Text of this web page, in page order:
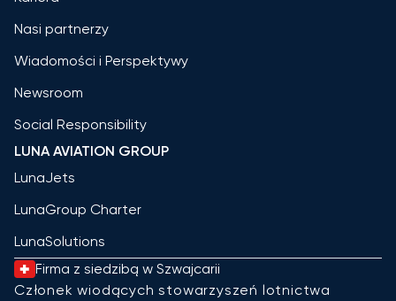
Nasi partnerzy
Wiadomości i Perspektywy
Newsroom
Social Responsibility
LUNA AVIATION GROUP
LunaJets
LunaGroup Charter
LunaSolutions
Firma z siedzibą w Szwajcarii
Członek wiodących stowarzyszeń lotnictwa